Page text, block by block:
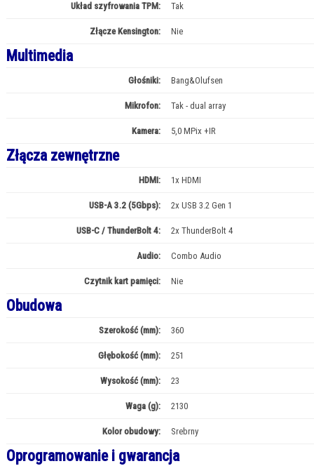
Układ szyfrowania TPM: Tak
Złącze Kensington: Nie
Multimedia
Głośniki: Bang&Olufsen
Mikrofon: Tak - dual array
Kamera: 5,0 MPix +IR
Złącza zewnętrzne
HDMI: 1x HDMI
USB-A 3.2 (5Gbps): 2x USB 3.2 Gen 1
USB-C / ThunderBolt 4: 2x ThunderBolt 4
Audio: Combo Audio
Czytnik kart pamięci: Nie
Obudowa
Szerokość (mm): 360
Głębokość (mm): 251
Wysokość (mm): 23
Waga (g): 2130
Kolor obudowy: Srebrny
Oprogramowanie i gwarancja